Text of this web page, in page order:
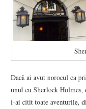
Dacă ai avut norocul ca
unul cu Sherlock Holmes,
i-ai citit toate aventurile,